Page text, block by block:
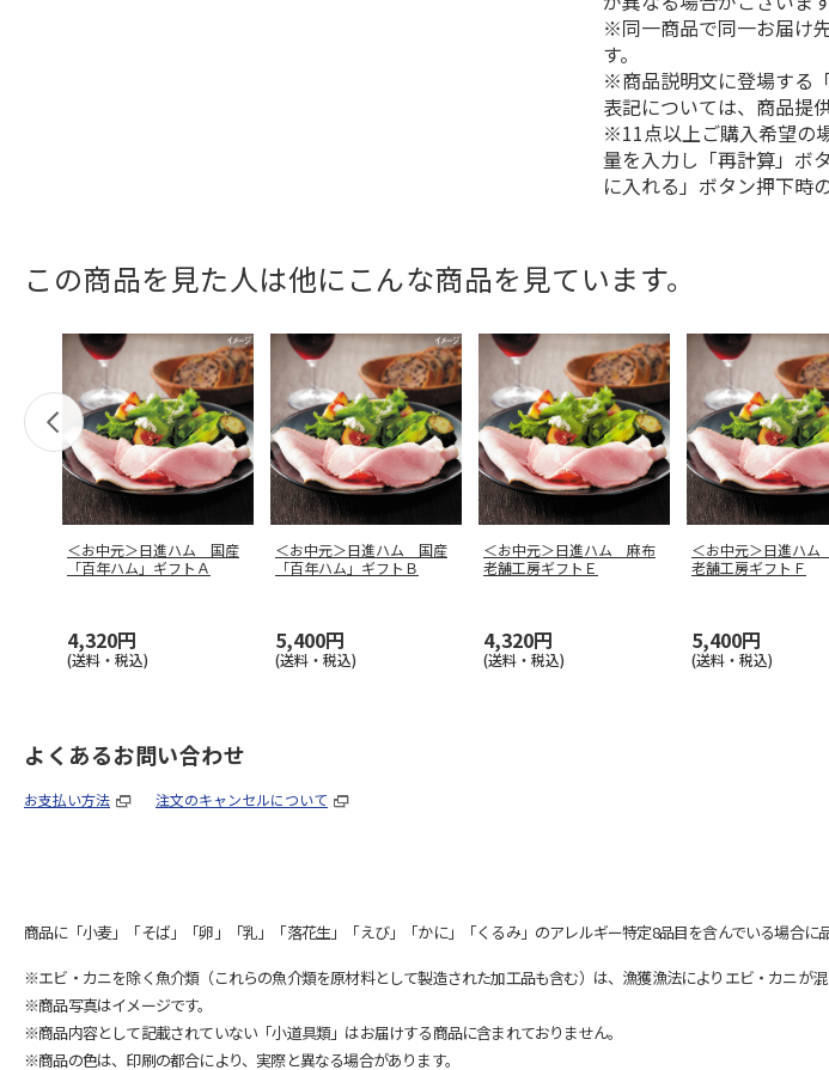
※同一商品で同一お届け
す。
※商品説明文に登場する
表記については、商品提
※11点以上ご購入希望の
量を入力し「再計算」ボ
に入れる」ボタン押下時
この商品を見た人は他にこんな商品を見ています。
＜お中元＞日進ハム 国産
「百年ハム」ギフトＡ
4,320円
(送料・税込)
＜お中元＞日進ハム 国産
「百年ハム」ギフトＢ
5,400円
(送料・税込)
＜お中元＞日進ハム 麻布
老舗工房ギフトＥ
4,320円
(送料・税込)
＜お中元＞日進ハ
老舗工房ギフトＦ
5,400円
(送料・税込)
よくあるお問い合わせ
お支払い方法 注文のキャンセルについて
商品に「小麦」「そば」「卵」「乳」「落花生」「えび」「かに」「くるみ」のアレルギー特定8品目を含んでいる場合に
※エビ・カニを除く魚介類（これらの魚介類を原材料として製造された加工品も含む）は、漁獲漁法によりエビ・カニが
※商品写真はイメージです。
※商品内容として記載されていない「小道具類」はお届けする商品に含まれておりません。
※商品の色は、印刷の都合により、実際と異なる場合があります。